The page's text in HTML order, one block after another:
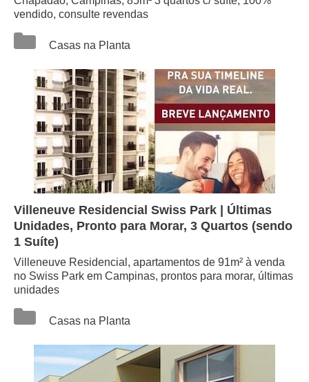
vendido, consulte revendas
Casas na Planta
Villeneuve Residencial Swiss Park | Últimas
Unidades, Pronto para Morar, 3 Quartos (sendo
1 Suíte)
Villeneuve Residencial, apartamentos de 91m² à venda
no Swiss Park em Campinas, prontos para morar, últimas
unidades
Casas na Planta